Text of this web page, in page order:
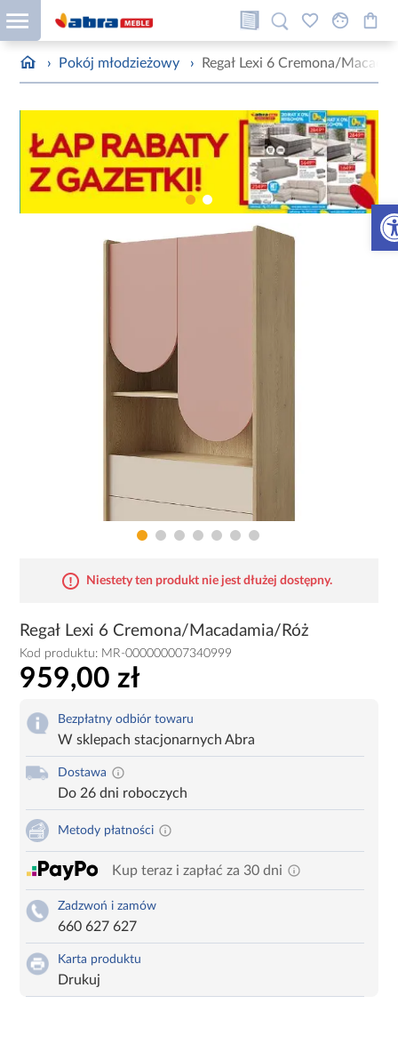
› Pokój młodzieżowy › Regał Lexi 6 Cremona/
Niestety ten produkt nie jest dłużej dostępny.
Regał Lexi 6 Cremona/Macadamia/Róż
Kod produktu: MR-000000007340999
959,00 zł
Bezpłatny odbiór towaru
W sklepach stacjonarnych Abra
Dostawa
Do 26 dni roboczych
Metody płatności
Kup teraz i zapłać za 30 dni
Zadzwoń i zamów
660 627 627
Karta produktu
Drukuj